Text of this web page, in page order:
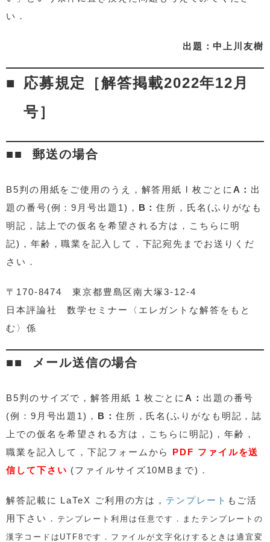
い．
出題：中上川友樹
応募規定［解答掲載2022年12月
号］
郵送の場合
B5判の用紙をご使用のうえ，解答用紙 l 枚ごとに A： 出
題の番号(例：9月号出題1)， B：住所，氏名(ふりがなも
明記，誌上での仮名を希望される方は，こちらに明
記)，年齢，職業を記入して，下記宛先までお送りくだ
さい．
〒170-8474 東京都豊島区南大塚3-12-4
日本評論社 数学セミナー〈エレガントな解答をもと
む〉係
メール送信の場合
B5判のサイズで，解答用紙 1 枚ごとに A： 出題の番号
(例：9月号出題1)， B： 住所，氏名(ふりがなも明記，誌
上での仮名を希望される方は，こちらに明記)，年齢，
職業を記入して，下記フォームから PDF ファイルを送
信して下さい (ファイルサイズ10MBまで)．
解答記載に LaTeX ご利用の方は， テンプレート もご活
用下さい． テンプレート利用は任意です．またテンプレートの
漢字コードはUTF8です．ファイルが文字化けするときは適宜変